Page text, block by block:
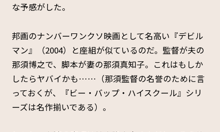
な予感がした。
邦画のナンバーワンクソ映画として名高い『デビル
マン』（2004）と座組が似ているのだ。監督が夫の
那須博之で、脚本が妻の那須真知子。これはもしか
したらヤバイかも……（那須監督の名誉のために言
っておくが、『ビー・バップ・ハイスクール』シリ
ーズは名作揃いである）。